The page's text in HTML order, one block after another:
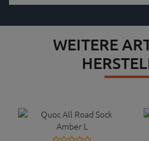
WEITERE